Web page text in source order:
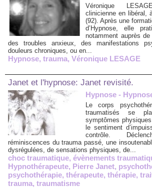
Véronique
clinicienne en libéral,
(92). Après une
d’Hypnose, elle
notamment auprès
des troubles anxieux, des manifestations
douleurs chroniques, ou en...
Hypnose, trauma, Véronique LESAGE
Janet et l'hypnose: Janet revisité.
Hypnose -
Le corps
traumatisés se
symptômes
le sentiment
contrôle.
réminiscences du trauma passé, une
dysrégulées, de sensations physiques, de...
choc traumatique, évènements
Hypnothérapeute, Pierre Janet,
psychothérapie, thérapeute, thérapie,
trauma, traumatisme